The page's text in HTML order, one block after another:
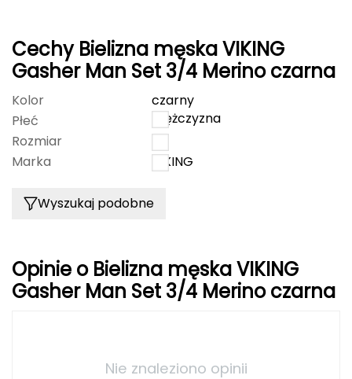
F
FASHY
Fjord Nansen
G
Gear Aid
Gerber
Cechy Bielizna męska VIKING
Gasher Man Set 3/4 Merino czarna
Kolor
czarny
Płeć
mężczyzna
Rozmiar
Marka
VIKING
Wyszukaj podobne
Opinie o Bielizna męska VIKING
Gasher Man Set 3/4 Merino czarna
Nie znaleziono opinii